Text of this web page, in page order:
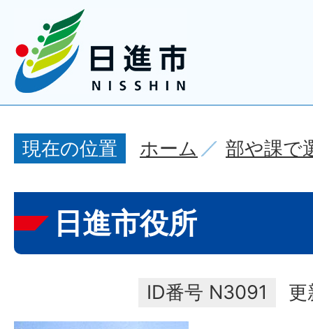
現在の位置 ホーム 部や課で
日進市役所
ID番号 N3091 更